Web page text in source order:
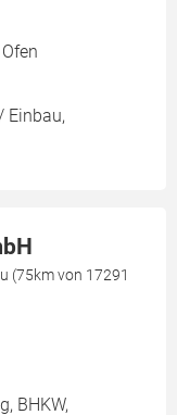
Einbau,
(75km von 17291
BHKW,